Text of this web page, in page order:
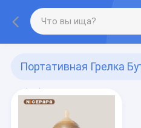
Портативная Грелка
(33)